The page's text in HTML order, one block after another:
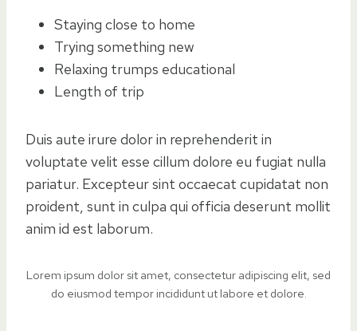
Staying close to home
Trying something new
Relaxing trumps educational
Length of trip
Duis aute irure dolor in reprehenderit in
voluptate velit esse cillum dolore eu fugiat nulla
pariatur. Excepteur sint occaecat cupidatat non
proident, sunt in culpa qui officia deserunt mollit
anim id est laborum.
Lorem ipsum dolor sit amet, consectetur adipiscing elit, sed
do eiusmod tempor incididunt ut labore et dolore.